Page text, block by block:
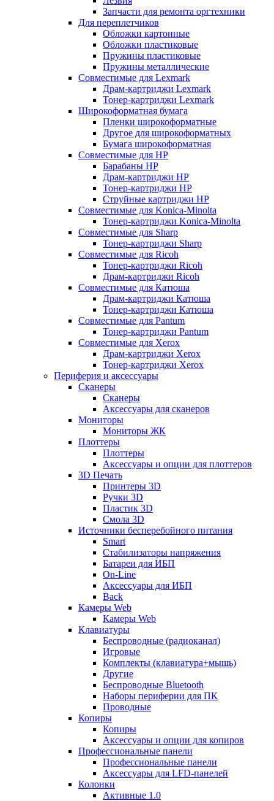
Запчасти для ремонта оргтехники
Для переплетчиков
Обложки картонные
Обложки пластиковые
Пружины пластиковые
Пружины металлические
Совместимые для Lexmark
Драм-картриджи Lexmark
Тонер-картриджи Lexmark
Широкоформатная бумага
Пленки широкоформатные
Другое для широкоформатных
Бумага широкоформатная
Совместимые для HP
Барабаны HP
Драм-картриджи HP
Тонер-картриджи HP
Струйные картриджи HP
Совместимые для Konica-Minolta
Тонер-картриджи Konica-Minolta
Совместимые для Sharp
Тонер-картриджи Sharp
Совместимые для Ricoh
Тонер-картриджи Ricoh
Драм-картриджи Ricoh
Совместимые для Катюша
Драм-картриджи Катюша
Тонер-картриджи Катюша
Совместимые для Pantum
Тонер-картриджи Pantum
Совместимые для Xerox
Драм-картриджи Xerox
Тонер-картриджи Xerox
Периферия и аксессуары
Сканеры
Сканеры
Аксессуары для сканеров
Мониторы
Мониторы ЖК
Плоттеры
Плоттеры
Аксессуары и опции для плоттеров
3D Печать
Принтеры 3D
Ручки 3D
Пластик 3D
Смола 3D
Источники бесперебойного питания
Smart
Стабилизаторы напряжения
Батареи для ИБП
On-Line
Аксессуары для ИБП
Back
Камеры Web
Камеры Web
Клавиатуры
Беспроводные (радиоканал)
Игровые
Комплекты (клавиатура+мышь)
Другие
Беспроводные Bluetooth
Наборы периферии для ПК
Проводные
Копиры
Копиры
Аксессуары и опции для копиров
Профессиональные панели
Профессиональные панели
Аксессуары для LFD-панелей
Колонки
Активные 1.0